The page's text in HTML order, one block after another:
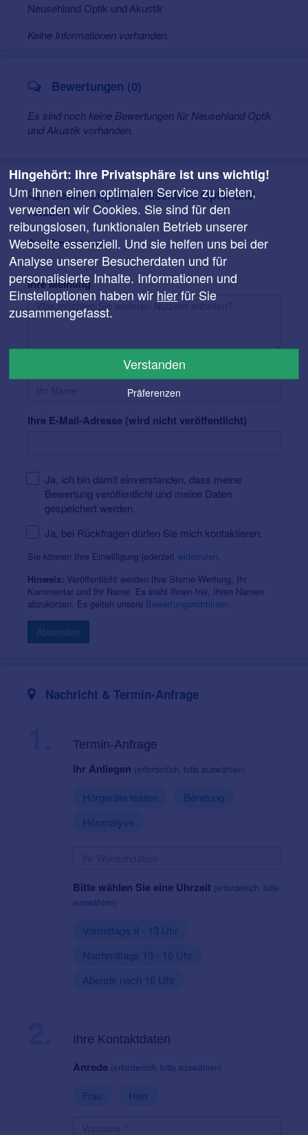
Neusehland Optik und Akustik
Keine Informationen vorhanden.
Bewertungen (0)
Es sind noch keine Bewertungen für Neusehland Optik
und Akustik vorhanden.
Bewertung für Neusehland Optik und
Akustik
Ihre Bewertung
Ihre Meinung
Ihre E-Mail-Adresse (wird nicht veröffentlicht)
Ja, ich bin damit einverstanden, dass meine
Bewertung veröffentlicht und meine Daten
gespeichert werden.
Ja, bei Rückfragen dürfen Sie mich kontaktieren.
Sie können Ihre Einwilligung jederzeit widerrufen.
Hinweis: Veröffentlicht werden Ihre Sterne-Wertung, Ihr
Kommentar und Ihr Name. Es steht Ihnen frei, Ihren Namen
abzukürzen. Es gelten unsere Bewertungsrichtlinien.
Absenden
Nachricht & Termin-Anfrage
Termin-Anfrage
Ihr Anliegen (erforderlich, bitte auswählen)
Hörgeräte testen
Beratung
Höranalyse
Bitte wählen Sie eine Uhrzeit (erforderlich, bitte
auswählen)
Vormittags 9 - 13 Uhr
Nachmittags 13 - 16 Uhr
Abends nach 16 Uhr
Ihre Kontaktdaten
Anrede (erforderlich, bitte auswählen)
Frau Herr
Hingehört: Ihre Privatsphäre ist uns wichtig!
Um Ihnen einen optimalen Service zu bieten,
verwenden wir Cookies. Sie sind für den
reibungslosen, funktionalen Betrieb unserer
Webseite essenziell. Und sie helfen uns bei der
Analyse unserer Besucherdaten und für
personalisierte Inhalte. Informationen und
Einstelloptionen haben wir hierfür Sie
zusammengefasst.
Verstanden
Präferenzen